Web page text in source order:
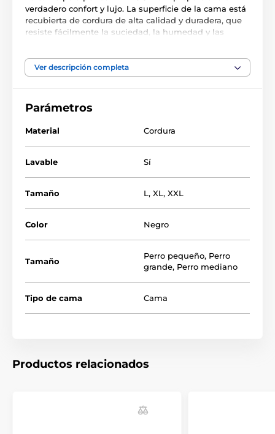
verdadero confort y lujo. La superficie de la cama está
recubierta de cordura de alta calidad y duradera, que
resiste fácilmente la suciedad, la humedad y las
la lavadora con un programa suave a 30 °C. El interior
de la cama está forrado de espuma suave, que
(Las camas para perros Reedog se cosen a mano,
por lo que el tamaño puede variar ligeramente, pero
Camas y casetas para perros
Ver descripción completa
Parámetros
Material Cordura
Lavable Sí
Tamaño L, XL, XXL
Color Negro
Tamaño
Perro pequeño, Perro
grande, Perro mediano
Tipo de cama Cama
Productos relacionados